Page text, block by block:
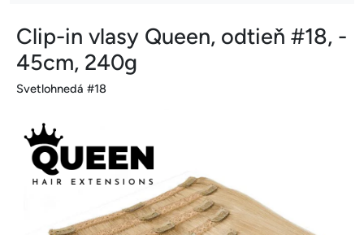
Clip-in vlasy Queen, odtieň #18, -
45cm, 240g
Svetlohnedá #18